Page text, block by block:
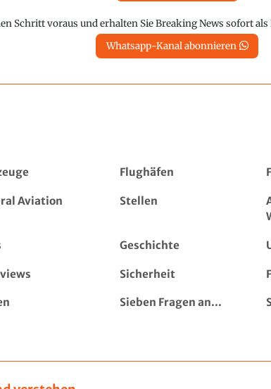
Schritt voraus und erhalten Sie Breaking News sofort
Whatsapp-Kanal abonnieren
Flughäfen
Aviation Stellen
Geschichte
Sicherheit
Sieben Fragen an...